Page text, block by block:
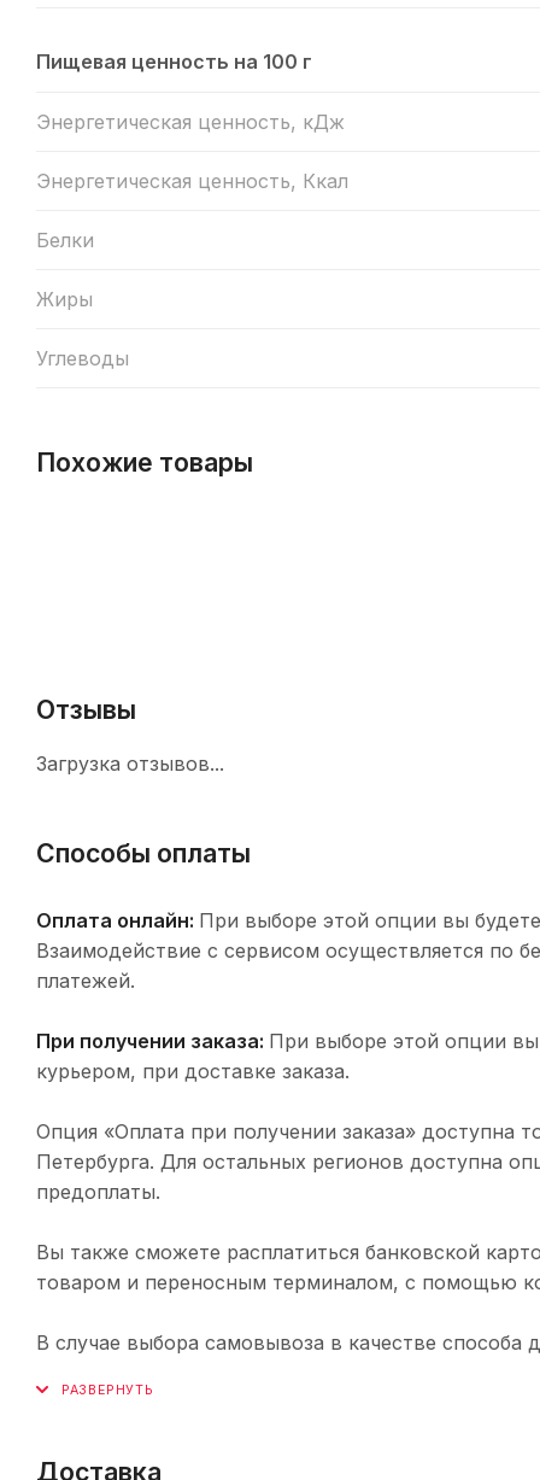
Пищевая ценность на 100 г
Энергетическая ценность, кДж
Энергетическая ценность, Ккал
Белки
Жиры
Углеводы
Похожие товары
Отзывы
Загрузка отзывов...
Способы оплаты
Оплата онлайн: При выборе этой опции вы
Взаимодействие с сервисом осуществляется по
платежей.
При получении заказа: При выборе этой опции
курьером, при доставке заказа.
Опция «Оплата при получении заказа» доступна
Петербурга. Для остальных регионов доступна
предоплаты.
Вы также сможете расплатиться банковской
товаром и переносным терминалом, с помощью
В случае выбора самовывоза в качестве
Доставка